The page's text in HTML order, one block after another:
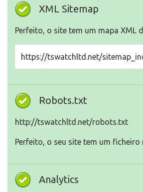
XML Sitemap
Perfeito, o site tem um mapa XML
https://tswatchltd.net/
Robots.txt
http://tswatchltd.net/robots.txt
Perfeito, o seu site tem um
Analytics